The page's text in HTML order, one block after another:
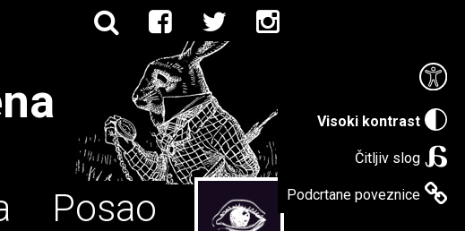
Visoki kontrast
Čitljiv slog
Podcrtane poveznice
Posao